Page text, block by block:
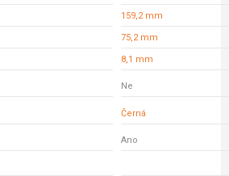
159,2 mm
75,2 mm
8,1 mm
Ne
Černá
Ano